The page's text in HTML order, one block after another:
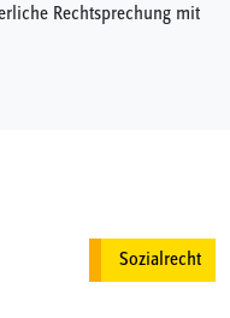
Rechtsprechung mit
Sozialrecht